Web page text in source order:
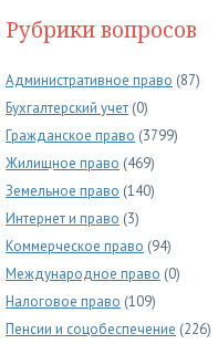
Рубрики вопросов
Административное право (87)
Бухгалтерский учет (0)
Гражданское право (3799)
Жилищное право (469)
Земельное право (140)
Интернет и право (3)
Коммерческое право (94)
Международное право (0)
Налоговое право (109)
Пенсии и соцобеспечение (226)